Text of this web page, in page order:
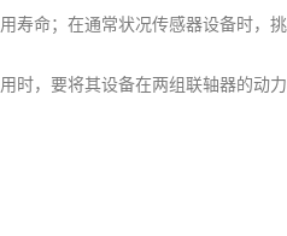
用寿命；在通常状况传感器设备时，
用时，要将其设备在两组联轴器的动